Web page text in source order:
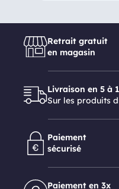
Retrait gratuit
en magasin
Livraison en 5 à
Sur les produits
Paiement
sécurisé
Paiement en 3x